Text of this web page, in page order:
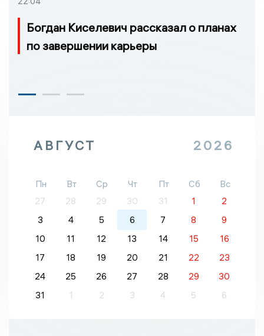
Богдан Киселевич рассказал о планах
по завершении карьеры
АВГУСТ 2026
Пн Вт Ср Чт Пт Сб
Вс
27
28 29 30 31 1
2
3
4 5 6 7 8
9
10
11 12 13 14 15
16
17
18 19 20 21 22
23
24
25 26 27 28 29
30
31
1 2 3 4 5 6